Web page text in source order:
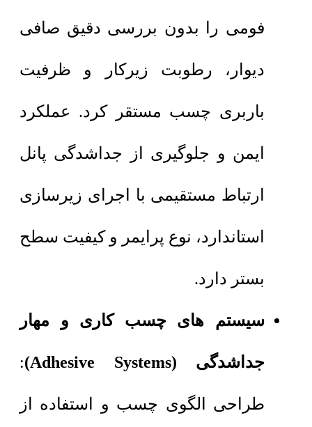
فومی را بدون بررسی دقیق صافی
دیوار، رطوبت زیرکار و ظرفیت
باربری چسب مستقر کرد. عملکرد
ایمن و جلوگیری از جداشدگی پانل
ارتباط مستقیمی با اجرای زیرسازی
استاندارد، نوع پرایمر و کیفیت سطح
بستر دارد.
سیستم های چسب کاری و مهار
جداشدگی (Adhesive Systems) :
طراحی الگوی چسب و استفاده از